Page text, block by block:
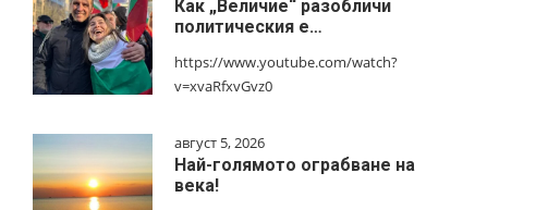
Как „Величие“ разобличи
политическия е…
https://www.youtube.com/watch?
v=xvaRfxvGvz0
август 5, 2026
Най-голямото ограбване на
века!